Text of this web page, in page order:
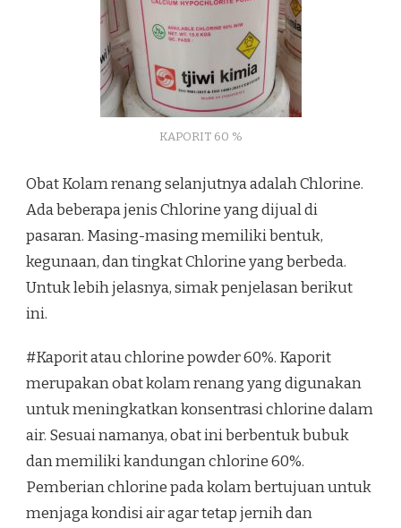
KAPORIT 60 %
Obat Kolam renang selanjutnya adalah Chlorine.
Ada beberapa jenis Chlorine yang dijual di
pasaran. Masing-masing memiliki bentuk,
kegunaan, dan tingkat Chlorine yang berbeda.
Untuk lebih jelasnya, simak penjelasan berikut
ini.
#Kaporit atau chlorine powder 60%. Kaporit
merupakan obat kolam renang yang digunakan
untuk meningkatkan konsentrasi chlorine dalam
air. Sesuai namanya, obat ini berbentuk bubuk
dan memiliki kandungan chlorine 60%.
Pemberian chlorine pada kolam bertujuan untuk
menjaga kondisi air agar tetap jernih dan